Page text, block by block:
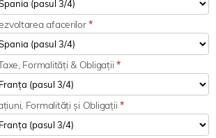
afacerilor*
Formalități & Obligații*
Formalități și Obligații*